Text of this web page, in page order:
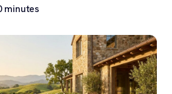
minutes